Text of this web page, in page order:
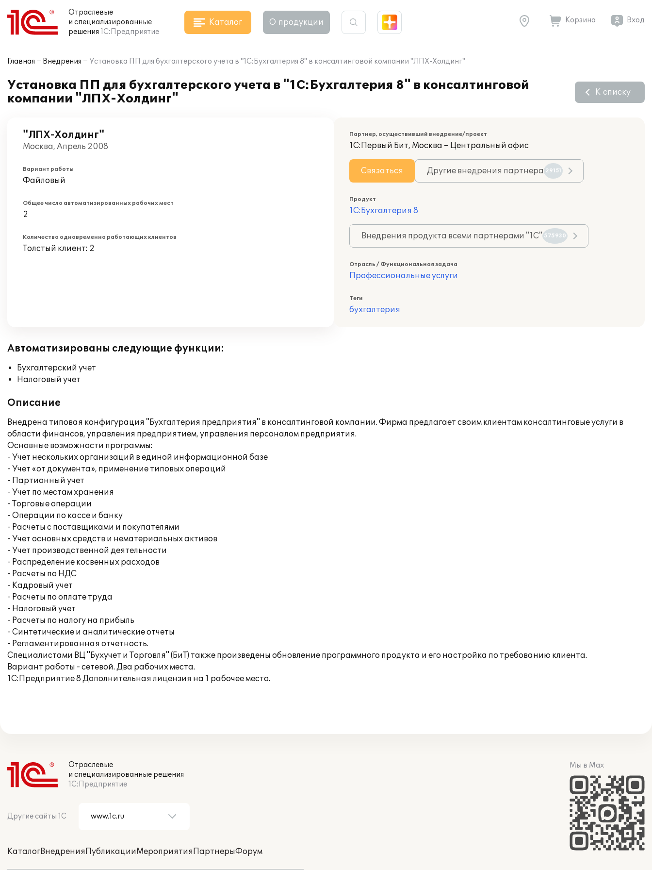
Отраслевые
и специализированные
решения 1С:Предприятие
Каталог О продукции Корзина Вход
Главная Внедрения Установка ПП для бухгалтерского учета в "1С:Бухгалтерия 8" в консалтинговой компании "ЛПХ-Холдинг"
Установка ПП для бухгалтерского учета в "1С:Бухгалтерия 8" в консалтинговой
компании "ЛПХ-Холдинг"
К списку
"ЛПХ-Холдинг"
Москва, Апрель 2008
Вариант работы
Файловый
Общее число автоматизированных рабочих мест
2
Количество одновременно работающих клиентов
Толстый клиент: 2
Партнер, осуществивший внедрение/проект
1С:Первый Бит, Москва – Центральный офис
Связаться Другие внедрения партнера 29151
Продукт
1С:Бухгалтерия 8
Внедрения продукта всеми партнерами "1С" 575930
Отрасль / Функциональная задача
Профессиональные услуги
Теги
бухгалтерия
Автоматизированы следующие функции:
Бухгалтерский учет
Налоговый учет
Описание
Внедрена типовая конфигурация "Бухгалтерия предприятия" в консалтинговой компании. Фирма предлагает своим клиентам консалтинговые услуги в
области финансов, управления предприятием, управления персоналом предприятия.
Основные возможности программы:
- Учет нескольких организаций в единой информационной базе
- Учет «от документа», применение типовых операций
- Партионный учет
- Учет по местам хранения
- Торговые операции
- Операции по кассе и банку
- Расчеты с поставщиками и покупателями
- Учет основных средств и нематериальных активов
- Учет производственной деятельности
- Распределение косвенных расходов
- Расчеты по НДС
- Кадровый учет
- Расчеты по оплате труда
- Налоговый учет
- Расчеты по налогу на прибыль
- Синтетические и аналитические отчеты
- Регламентированная отчетность.
Специалистами ВЦ "Бухучет и Торговля" (БиТ) также произведены обновление программного продукта и его настройка по требованию клиента.
Вариант работы - сетевой. Два рабочих места.
1С:Предприятие 8 Дополнительная лицензия на 1 рабочее место.
Отраслевые
и специализированные решения
1С:Предприятие
Другие сайты 1С
КаталогВнедренияПубликацииМероприятияПартнерыФорум
Мы в Max